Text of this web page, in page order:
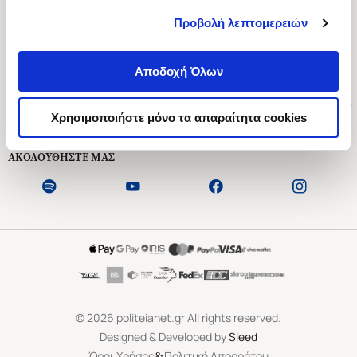
Προβολή λεπτομερειών
Αποδοχή Όλων
Χρησιμοποιήστε μόνο τα απαραίτητα cookies
Ασκληπιού 1-3, Αθήνα 106 79
Δευτέρα - Παρασκευή 09:00-21:00
Εξυπηρέτηση Πελατών
ΑΚΟΛΟΥΘΗΣΤΕ ΜΑΣ
©2026 politeianet.gr All rights reserved.
Designed & Developed bySleed